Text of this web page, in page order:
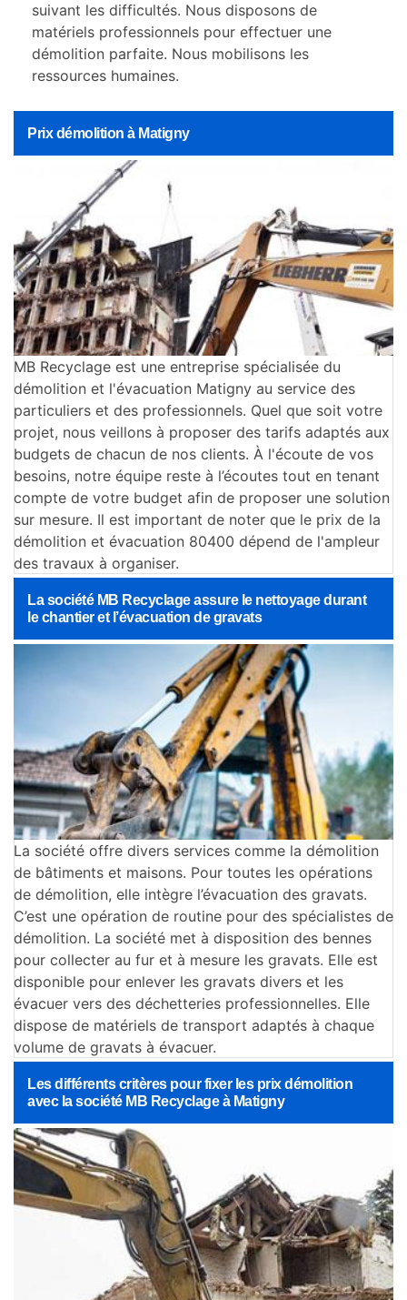
Prix démolition à Matigny
MB Recyclage est une entreprise spécialisée du
démolition et l'évacuation Matigny au service des
particuliers et des professionnels. Quel que soit votre
projet, nous veillons à proposer des tarifs adaptés aux
budgets de chacun de nos clients. À l'écoute de vos
besoins, notre équipe reste à l’écoutes tout en tenant
compte de votre budget afin de proposer une solution
sur mesure. Il est important de noter que le prix de la
démolition et évacuation 80400 dépend de l'ampleur
des travaux à organiser.
La société MB Recyclage assure le nettoyage durant
le chantier et l’évacuation de gravats
La société offre divers services comme la démolition
de bâtiments et maisons. Pour toutes les opérations
de démolition, elle intègre l’évacuation des gravats.
C’est une opération de routine pour des spécialistes de
démolition. La société met à disposition des bennes
pour collecter au fur et à mesure les gravats. Elle est
disponible pour enlever les gravats divers et les
évacuer vers des déchetteries professionnelles. Elle
dispose de matériels de transport adaptés à chaque
volume de gravats à évacuer.
Les différents critères pour fixer les prix démolition
avec la société MB Recyclage à Matigny
suivant les difficultés. Nous disposons de
matériels professionnels pour effectuer une
démolition parfaite. Nous mobilisons les
ressources humaines.